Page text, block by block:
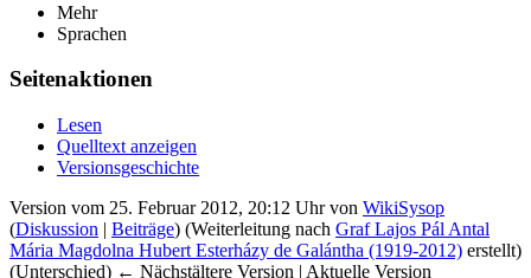
Mehr
Sprachen
Seitenaktionen
Lesen
Quelltext anzeigen
Versionsgeschichte
Version vom 25. Februar 2012, 20:12 Uhr von WikiSysop
(Diskussion | Beiträge) (Weiterleitung nach Graf Lajos Pál Antal
Mária Magdolna Hubert Esterházy de Galántha (1919-2012) erstellt)
(Unterschied) ← Nächstältere Version | Aktuelle Version